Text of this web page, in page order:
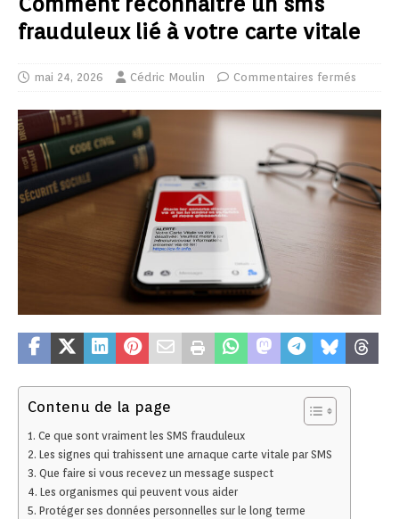
frauduleux lié à votre carte vitale
mai 24, 2026 Cédric Moulin Commentaires fermés
Contenu de la page
Ce que sont vraiment les SMS frauduleux
Les signes qui trahissent une arnaque carte vitale par SMS
Que faire si vous recevez un message suspect
Les organismes qui peuvent vous aider
Protéger ses données personnelles sur le long terme